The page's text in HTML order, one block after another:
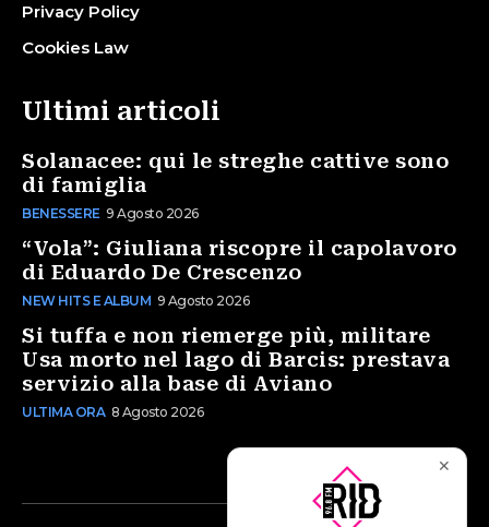
Privacy Policy
Cookies Law
Ultimi articoli
Solanacee: qui le streghe cattive sono
di famiglia
BENESSERE 9 Agosto 2026
“Vola”: Giuliana riscopre il capolavoro
di Eduardo De Crescenzo
NEW HITS E ALBUM 9 Agosto 2026
Si tuffa e non riemerge più, militare
Usa morto nel lago di Barcis: prestava
servizio alla base di Aviano
ULTIMA ORA 8 Agosto 2026
✕